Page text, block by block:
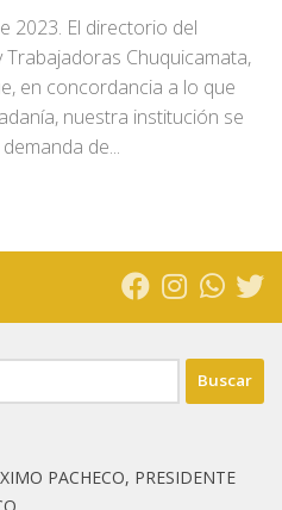
2023. El directorio del
Chuquicamata,
en concordancia a lo que
nuestra institución se
de...
PACHECO, PRESIDENTE